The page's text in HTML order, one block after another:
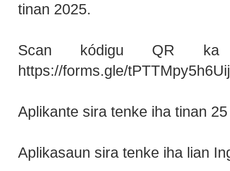
tinan 2025.
Scan kódigu QR
https://forms.gle/
Aplikante sira tenke iha tinan
Aplikasaun sira tenke iha lian